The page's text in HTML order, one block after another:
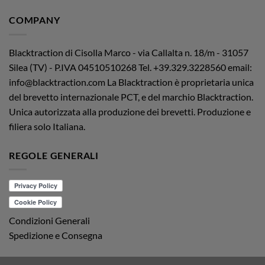
COMPANY
Blacktraction di Cisolla Marco - via Callalta n. 18/m - 31057
Silea (TV) - P.IVA 04510510268Tel. +39.329.3228560 email:
info@blacktraction.com La Blacktraction è proprietaria unica
del brevetto internazionale PCT, e del marchio Blacktraction.
Unica autorizzata alla produzione dei brevetti. Produzione e
filiera solo Italiana.
REGOLE GENERALI
Condizioni Generali
Spedizione e Consegna